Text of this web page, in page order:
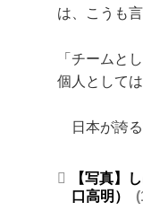
は、こうも言
「チームと
個人として
日本が誇る
【写真】
口高明）